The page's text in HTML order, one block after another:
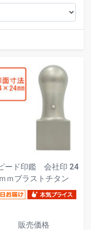
ード印鑑 会社印 24
ｍｍブラストチタン
販売価格